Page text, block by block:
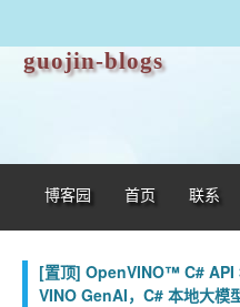
guojin-blogs
博客园 首页 联系
[置顶] OpenVINO™ C# API
VINO GenAI，C# 本地大模